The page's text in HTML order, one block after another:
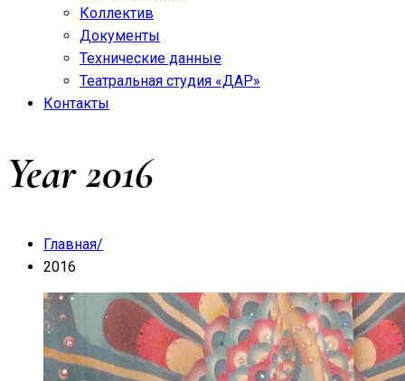
Коллектив
Документы
Технические данные
Театральная студия «ДАР»
Контакты
Year2016
Главная/
2016